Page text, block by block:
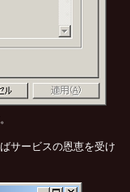
サービスの恩恵を受け